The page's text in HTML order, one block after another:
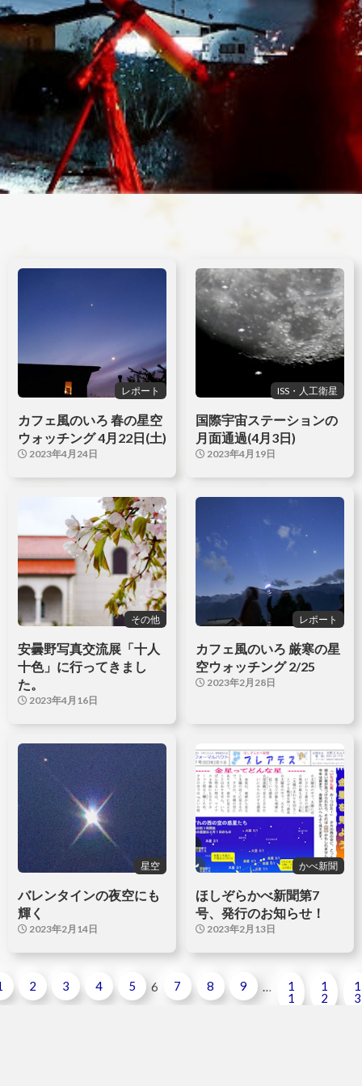
レポート
カフェ風のいろ 春の星空
ウォッチング 4月22日(土)
2023年4月24日
ISS・人工衛星
国際宇宙ステーションの
月面通過(4月3日)
2023年4月19日
その他
安曇野写真交流展「十人
十色」に行ってきまし
た。
2023年4月16日
レポート
カフェ風のいろ 厳寒の星
空ウォッチング 2/25
2023年2月28日
星空
バレンタインの夜空にも
輝く
2023年2月14日
かべ新聞
ほしぞらかべ新聞第7
号、発行のお知らせ！
2023年2月13日
2 3 4 5 6 7 8 9 …
1
1
1
2
1
3